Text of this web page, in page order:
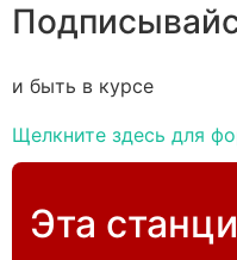
и быть в курсе
Щелкните здесь для
Эта